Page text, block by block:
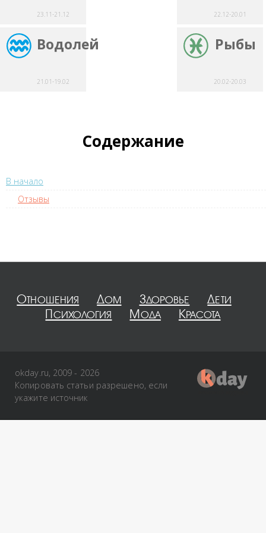
23.11-21.12 22.12-20.01
Водолей
21.01-19.02
Рыбы
20.02-20.03
Содержание
В начало
Отзывы
Отношения Дом Здоровье
Дети
Психология
Мода Красота
okday.ru, 2009 - 2026
Копировать статьи разрешено, если
укажите источник